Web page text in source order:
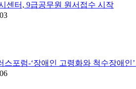
센터, 9급공무원 원서접수 시작
스포럼-‘장애인 고령화와 척수장애인